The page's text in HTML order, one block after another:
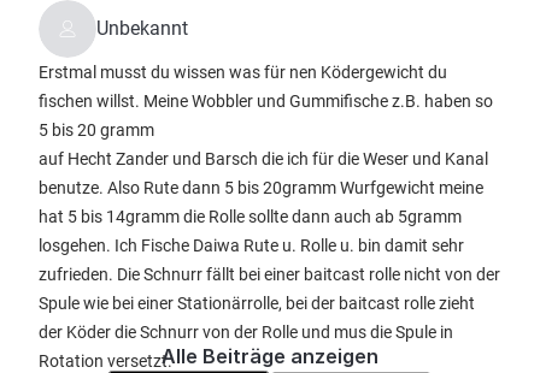
Unbekannt
Erstmal musst du wissen was für nen Ködergewicht du
fischen willst. Meine Wobbler und Gummifische z.B. haben so
5 bis 20 gramm
auf Hecht Zander und Barsch die ich für die Weser und Kanal
benutze. Also Rute dann 5 bis 20gramm Wurfgewicht meine
hat 5 bis 14gramm die Rolle sollte dann auch ab 5gramm
losgehen. Ich Fische Daiwa Rute u. Rolle u. bin damit sehr
zufrieden. Die Schnurr fällt bei einer baitcast rolle nicht von der
Spule wie bei einer Stationärrolle, bei der baitcast rolle zieht
der Köder die Schnurr von der Rolle und mus die Spule in
Rotation versetzt.Alle Beiträge anzeigen